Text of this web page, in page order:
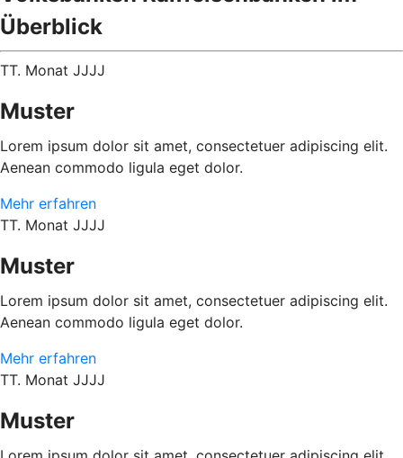
Überblick
TT. Monat JJJJ
Muster
Lorem ipsum dolor sit amet, consectetuer adipiscing elit.
Aenean commodo ligula eget dolor.
Mehr erfahren
TT. Monat JJJJ
Muster
Lorem ipsum dolor sit amet, consectetuer adipiscing elit.
Aenean commodo ligula eget dolor.
Mehr erfahren
TT. Monat JJJJ
Muster